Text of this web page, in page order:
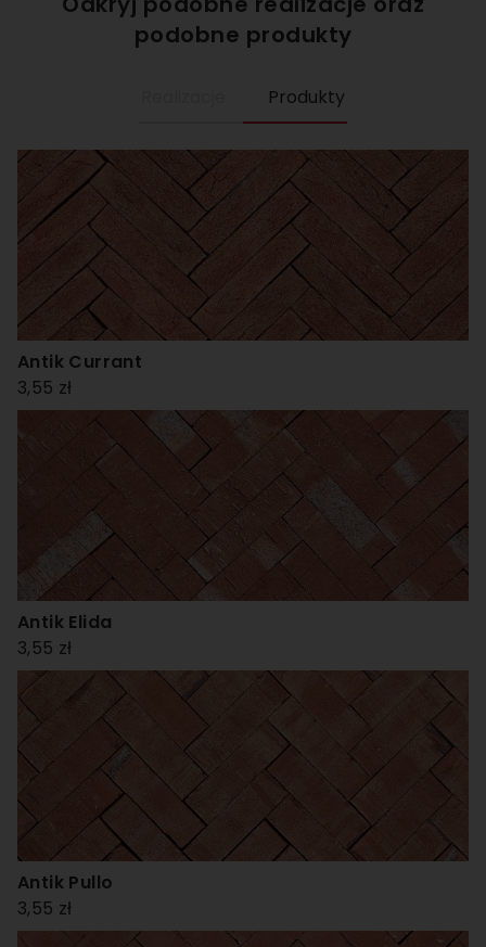
podobne produkty
Produkty
Antik Currant
3,55 zł
Antik Elida
3,55 zł
Antik Pullo
3,55 zł